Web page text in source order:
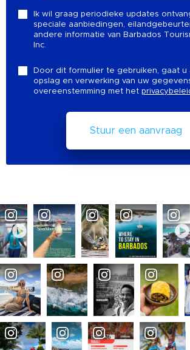
Ik wil graag periodieke updates
speciale aanbiedingen,
andere informatie van Barbados
Inc.
Door dit formulier te gebruiken, gaat u
opslag en verwerking van uw
overeenstemming met het